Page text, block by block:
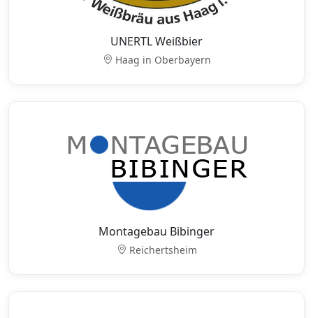
UNERTL Weißbier
Haag in Oberbayern
Montagebau Bibinger
Reichertsheim